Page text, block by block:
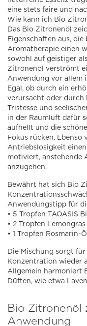
eine stets faire und
Wie kann ich Bio
Das Bio Zitronenöl
Eigenschaften aus,
Aromatherapie einen
sowohl auf geistiger
Zitronenöl verströmt
Anwendung vor allem
Egal, ob durch ein
verursacht oder durch
Tristesse und
in der Raumluft dafür
aufhellt und die
Fokus rücken. Ebenso
Antriebslosigkeit
motiviert, anstehende
anzugehen.
Bewährt hat sich Bio
Anwendungstipp für
• 5 Tropfen TAOASIS
• 2 Tropfen
• 1 Tropfen Rosmarin-
Die Mischung sorgt
Konzentration wieder
Allgemein harmoniert
Düften, wie etwa
Bio Zitronenöl
Anwendung